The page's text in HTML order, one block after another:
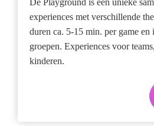
experiences met verschillende
duren ca. 5-15 min. per game en
groepen. Experiences voor
kinderen.